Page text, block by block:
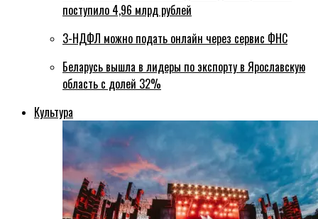
поступило 4,96 млрд рублей
3-НДФЛ можно подать онлайн через сервис ФНС
Беларусь вышла в лидеры по экспорту в Ярославскую
область с долей 32%
Культура